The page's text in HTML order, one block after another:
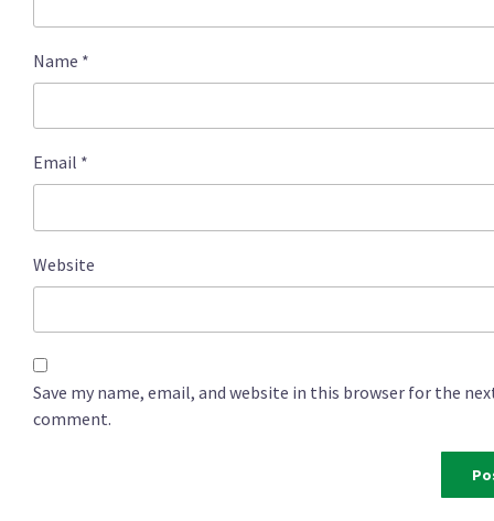
Name *
Email *
Website
Save my name, email, and website in this browser for the
comment.